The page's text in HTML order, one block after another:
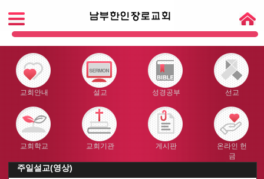
교회안내 설교 성경공부 선교
교회학교 교회기관 게시판
온라인 헌
금
주일설교(영상)